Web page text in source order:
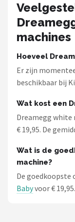
Balvi
Alle merken
machines
Hoeveel
Er zijn
beschikbaar bij
Wat kost een
Dreamegg white
€ 19,95. De
Wat is de
machine?
De goedkoopste
Babyvoor € 19,95.